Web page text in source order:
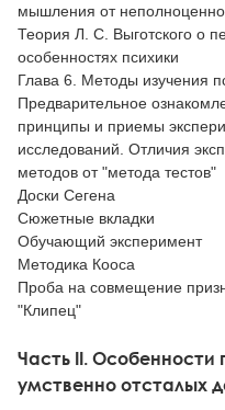
мышления от
Теория Л. С. Выготского о
особенностях психики
Глава 6. Методы изучения
Предварительное
принципы и приемы
исследований. Отличия
методов от "метода тестов"
Доски Сегена
Сюжетные вкладки
Обучающий эксперимент
Методика Кооса
Проба на совмещение
"Клипец"
Часть II. Особенности
умственно отсталых